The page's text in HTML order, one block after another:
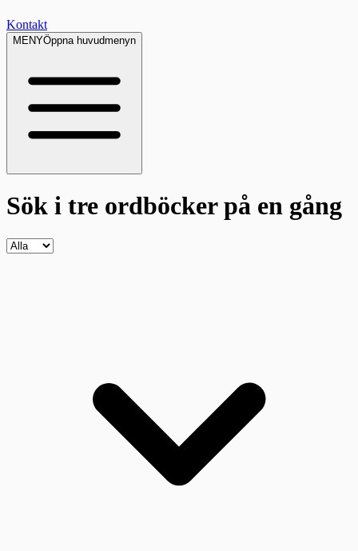
Kontakt
MENYÖppna huvudmenyn
Sök i tre ordböckerpå en gång